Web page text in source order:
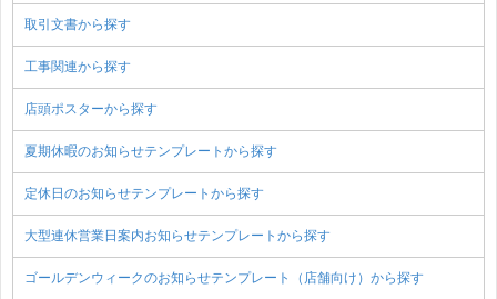
取引文書から探す
工事関連から探す
店頭ポスターから探す
夏期休暇のお知らせテンプレートから探す
定休日のお知らせテンプレートから探す
大型連休営業日案内お知らせテンプレートから探す
ゴールデンウィークのお知らせテンプレート（店舗向け）から探す